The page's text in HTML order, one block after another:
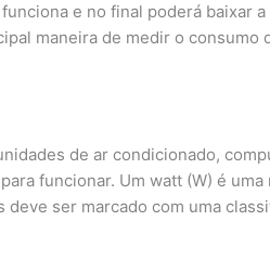
e no final poderá baixar a
maneira de medir o consumo
de ar condicionado,
funcionar. Um watt (W) é
ser marcado com uma